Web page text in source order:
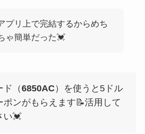
プリ上で完結するからめち
ゃ簡単だった💓
ド（6850AC）を使うと5ドル
ポンがもらえます📝活用して
い💓